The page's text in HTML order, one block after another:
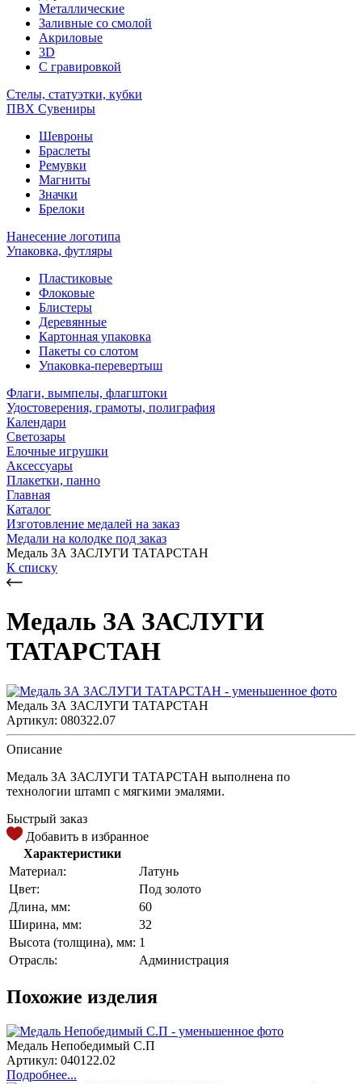
Металлические
Заливные со смолой
Акриловые
3D
C гравировкой
Стелы, статуэтки, кубки
ПВХ Сувениры
Шевроны
Браслеты
Ремувки
Магниты
Значки
Брелоки
Нанесение логотипа
Упаковка, футляры
Пластиковые
Флоковые
Блистеры
Деревянные
Картонная упаковка
Пакеты со слотом
Упаковка-перевертыш
Флаги, вымпелы, флагштоки
Удостоверения, грамоты, полиграфия
Календари
Светозары
Елочные игрушки
Аксессуары
Плакетки, панно
Главная
Каталог
Изготовление медалей на заказ
Медали на колодке под заказ
Медаль ЗА ЗАСЛУГИ ТАТАРСТАН
К списку
Медаль ЗА ЗАСЛУГИ
ТАТАРСТАН
Медаль ЗА ЗАСЛУГИ ТАТАРСТАН
Артикул: 080322.07
Описание
Медаль ЗА ЗАСЛУГИ ТАТАРСТАН выполнена по
технологии штамп с мягкими эмалями.
Быстрый заказ
Добавить в избранное
Характеристики
Материал:
Латунь
Цвет:
Под золото
Длина, мм:
60
Ширина, мм:
32
Высота (толщина), мм: 1
Отрасль:
Администрация
Похожие изделия
Медаль Непобедимый С.П
Артикул: 040122.02
Подробнее...